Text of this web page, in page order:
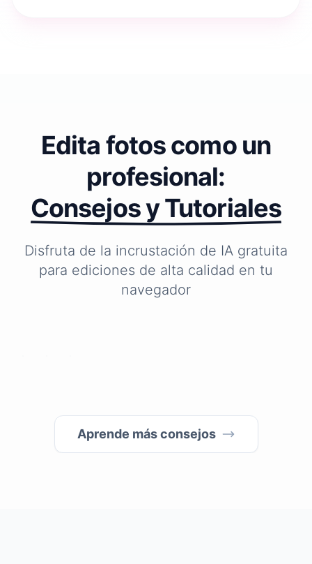
Edita fotos como un
profesional:
Consejos y Tutoriales
Disfruta de la incrustación de IA gratuita
para ediciones de alta calidad en tu
navegador
¿Cómo
fotos
¿Cómo
¿Cómo
cambio
Aprende más consejos